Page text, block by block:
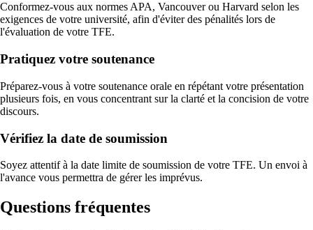
Conformez-vous aux normes APA, Vancouver ou Harvard selon les
exigences de votre université, afin d'éviter des pénalités lors de
l'évaluation de votre TFE.
Pratiquez votre soutenance
Préparez-vous à votre soutenance orale en répétant votre présentation
plusieurs fois, en vous concentrant sur la clarté et la concision de votre
discours.
Vérifiez la date de soumission
Soyez attentif à la date limite de soumission de votre TFE. Un envoi à
l'avance vous permettra de gérer les imprévus.
Questions fréquentes